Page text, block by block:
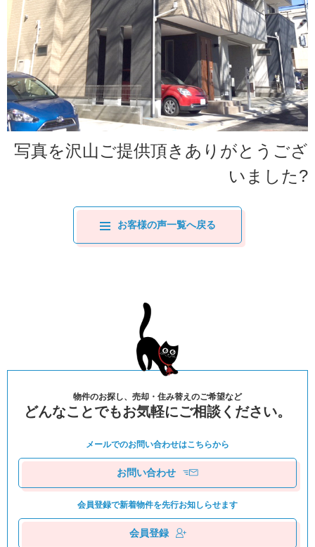
写真を沢山ご提供頂きありがとうござ
いました?
お客様の声一覧へ戻る
物件のお探し、売却・住み替えのご希望など
どんなことでもお気軽にご相談ください。
メールでのお問い合わせはこちらから
お問い合わせ
会員登録で新着物件を先⾏お知しらせます
会員登録